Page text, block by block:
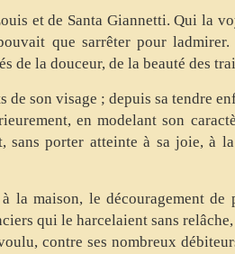
et de Santa Giannetti. Qui la
que sarrêter pour
de la douceur, de la beauté des
de son visage ; depuis sa tendre
en modelant son
sans porter atteinte à sa joie,
la maison, le découragement
qui le harcelaient sans
contre ses nombreux